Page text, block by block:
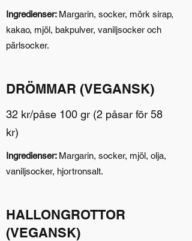
Ingredienser: Margarin, socker, mörk sirap,
kakao, mjöl, bakpulver, vaniljsocker och
pärlsocker.
DRÖMMAR (VEGANSK)
32 kr/påse 100 gr (2 påsar för 58
kr)
Ingredienser: Margarin, socker, mjöl, olja,
vaniljsocker, hjortronsalt.
HALLONGROTTOR
(VEGANSK)